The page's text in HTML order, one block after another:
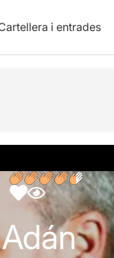
i entrades
Opinions